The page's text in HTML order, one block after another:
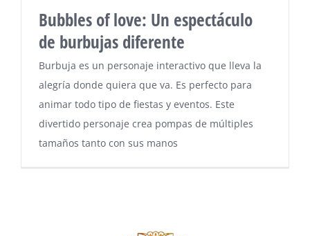
Bubbles of love: Un espectáculo
de burbujas diferente
Burbuja es un personaje interactivo que lleva la
alegría donde quiera que va. Es perfecto para
animar todo tipo de fiestas y eventos. Este
divertido personaje crea pompas de múltiples
tamaños tanto con sus manos